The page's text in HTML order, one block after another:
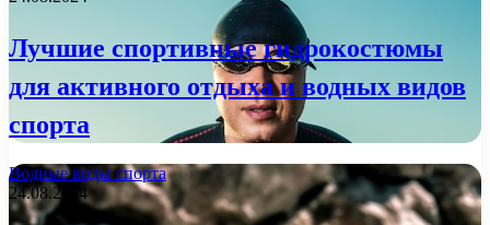
Лучшие спортивные гидрокостюмы
для активного отдыха и водных видов
спорта
Водные виды спорта
24.08.2024